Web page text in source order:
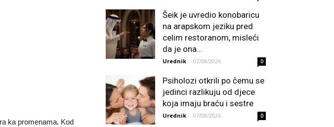
ka promenama. Kod
Šeik je uvredio konobaricu
na arapskom jeziku pred
celim restoranom, misleći
da je ona...
Urednik - 07/08/2026 0
Psiholozi otkrili po čemu se
jedinci razlikuju od djece
koja imaju braću i sestre
Urednik - 07/08/2026 0